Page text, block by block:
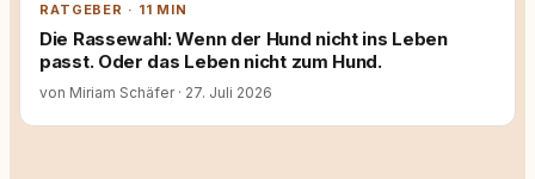
RATGEBER · 11 MIN
Die Rassewahl: Wenn der Hund nicht ins Leben
passt. Oder das Leben nicht zum Hund.
von Miriam Schäfer · 27. Juli 2026